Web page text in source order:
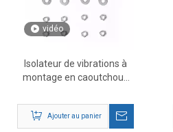
vidéo
Isolateur de vibrations à
montage en caoutchouc
Ajouter au panier